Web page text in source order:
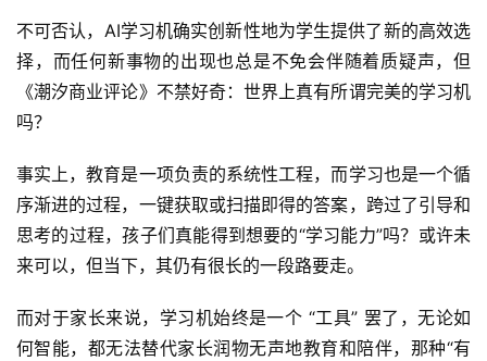
不可否认，AI学习机确实创新性地为学生提供了新的高效选
择，而任何新事物的出现也总是不免会伴随着质疑声，但
《潮汐商业评论》不禁好奇：世界上真有所谓完美的学习机
吗？
事实上，教育是一项负责的系统性工程，而学习也是一个循
序渐进的过程，一键获取或扫描即得的答案，跨过了引导和
思考的过程，孩子们真能得到想要的“学习能力”吗？或许未
来可以，但当下，其仍有很长的一段路要走。
而对于家长来说，学习机始终是一个 “工具” 罢了，无论如
何智能，都无法替代家长润物无声地教育和陪伴，那种“有